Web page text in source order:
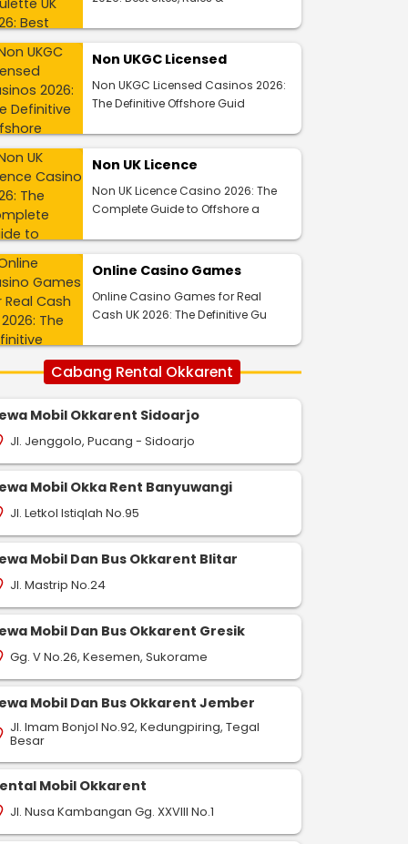
Non UKGC Licensed
Non UKGC Licensed Casinos 2026:
The Definitive Offshore Guid
Non UK Licence
Non UK Licence Casino 2026: The
Complete Guide to Offshore a
Online Casino Games
Online Casino Games for Real
Cash UK 2026: The Definitive Gu
Cabang Rental Okkarent
Mobil Okkarent Sidoarjo
Jl. Jenggolo, Pucang - Sidoarjo
Mobil Okka Rent Banyuwangi
Jl. Letkol Istiqlah No.95
Mobil Dan Bus Okkarent Blitar
Jl. Mastrip No.24
Mobil Dan Bus Okkarent Gresik
Gg. V No.26, Kesemen, Sukorame
Mobil Dan Bus Okkarent Jember
Jl. Imam Bonjol No.92, Kedungpiring, Tegal
Besar
Mobil Okkarent
Jl. Nusa Kambangan Gg. XXVIII No.1